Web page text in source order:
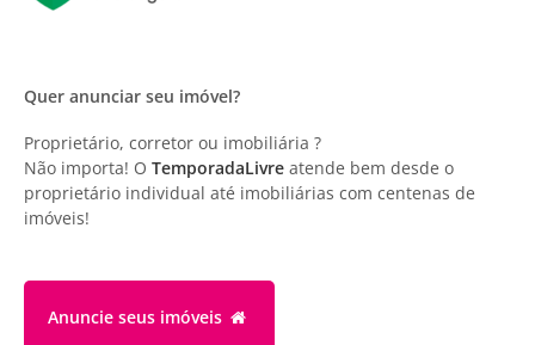
Quer anunciar seu imóvel?
Proprietário, corretor ou imobiliária ?
Não importa! O TemporadaLivre atende bem desde o
proprietário individual até imobiliárias com centenas de
imóveis!
Anuncie seus imóveis